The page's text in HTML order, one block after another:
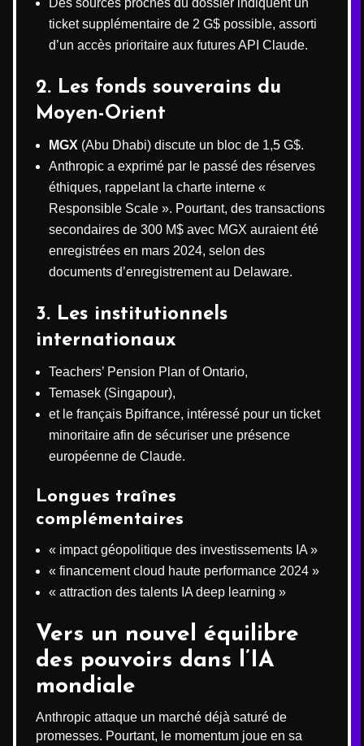
ticket supplémentaire de 2 G$ possible, assorti
d’un accès prioritaire aux futures API Claude.
2. Les fonds souverains du
Moyen-Orient
MGX (Abu Dhabi) discute un bloc de 1,5 G$.
Anthropic a exprimé par le passé des réserves
éthiques, rappelant la charte interne «
Responsible Scale ». Pourtant, des transactions
secondaires de 300 M$ avec MGX auraient été
enregistrées en mars 2024, selon des
documents d’enregistrement au Delaware.
3. Les institutionnels
internationaux
Teachers’ Pension Plan of Ontario,
Temasek (Singapour),
et le français Bpifrance, intéressé pour un ticket
minoritaire afin de sécuriser une présence
européenne de Claude.
Longues traînes
complémentaires
« impact géopolitique des investissements IA »
« financement cloud haute performance 2024 »
« attraction des talents IA deep learning »
Vers un nouvel équilibre
des pouvoirs dans l’IA
mondiale
Anthropic attaque un marché déjà saturé de
promesses. Pourtant, le momentum joue en sa